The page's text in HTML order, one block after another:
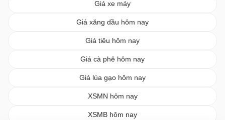
Giá xe máy
Giá xăng dầu hôm nay
Giá tiêu hôm nay
Giá cà phê hôm nay
Giá lúa gạo hôm nay
XSMN hôm nay
XSMB hôm nay